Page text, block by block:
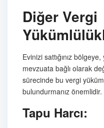
Diğer Vergi
Evinizi sattığınız
mevzuata bağlı olarak
sürecinde bu vergi
bulundurmanız önemlidir.
Tapu Harcı: